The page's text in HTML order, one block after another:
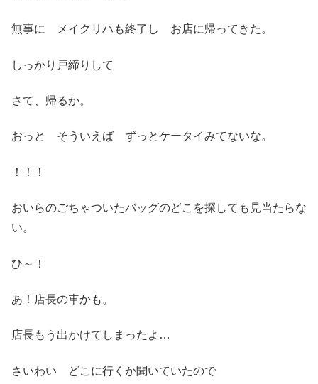
無事に メイクリハも終了し お店に帰ってきた。
しっかり戸締りして
さて、帰るか。
おっと そういえば ずっとケータイみてないな。
！！！
おいらのごちゃついたバッグのどこを探しても見当たらな
い。
ひ～！
あ！店長の車かも。
店長もう出かけてしまったよ…
さいわい どこに行くか聞いていたので